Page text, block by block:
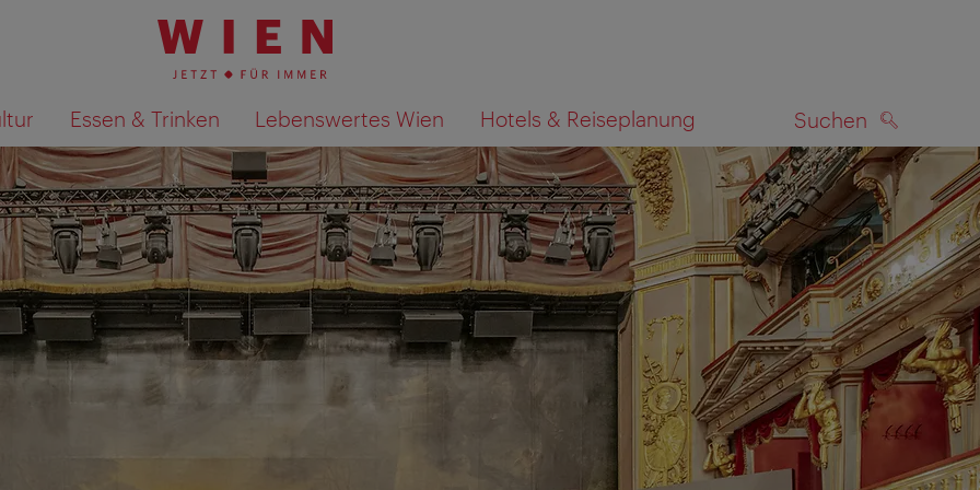
Essen & Trinken Lebenswertes Wien Hotels & Reiseplanung Suchen
Suchergebnisse auf Karte anzeigen SUCHEN